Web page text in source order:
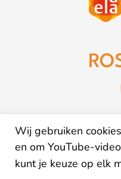
Wij gebruiken
en om YouTube-
kunt je keuze op elk